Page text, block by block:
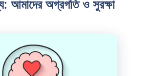
আমাদের অগ্রগতি ও সুরক্ষা